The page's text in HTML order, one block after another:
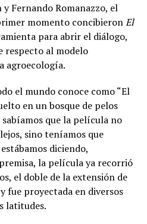
Fernando Romanazzo, el
momento concibieronEl
para abrir el diálogo,
respecto al modelo
agroecología.
el mundo conoce como “El
en un bosque de pelos
sabíamos que la película no
sino teníamos que
diciendo,
la película ya recorrió
el doble de la extensión de
fue proyectada en diversos
latitudes.